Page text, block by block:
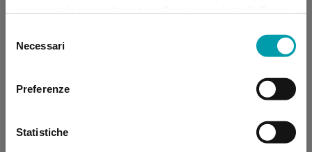
momento dalla Dichiarazione sui “
delNecessari
Preferenze
Statistiche
Application error: a client-side exception has occurred (see the
browser console for more information)